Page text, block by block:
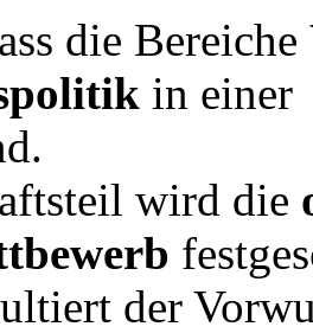
die Bereiche
in einer
wird die
der